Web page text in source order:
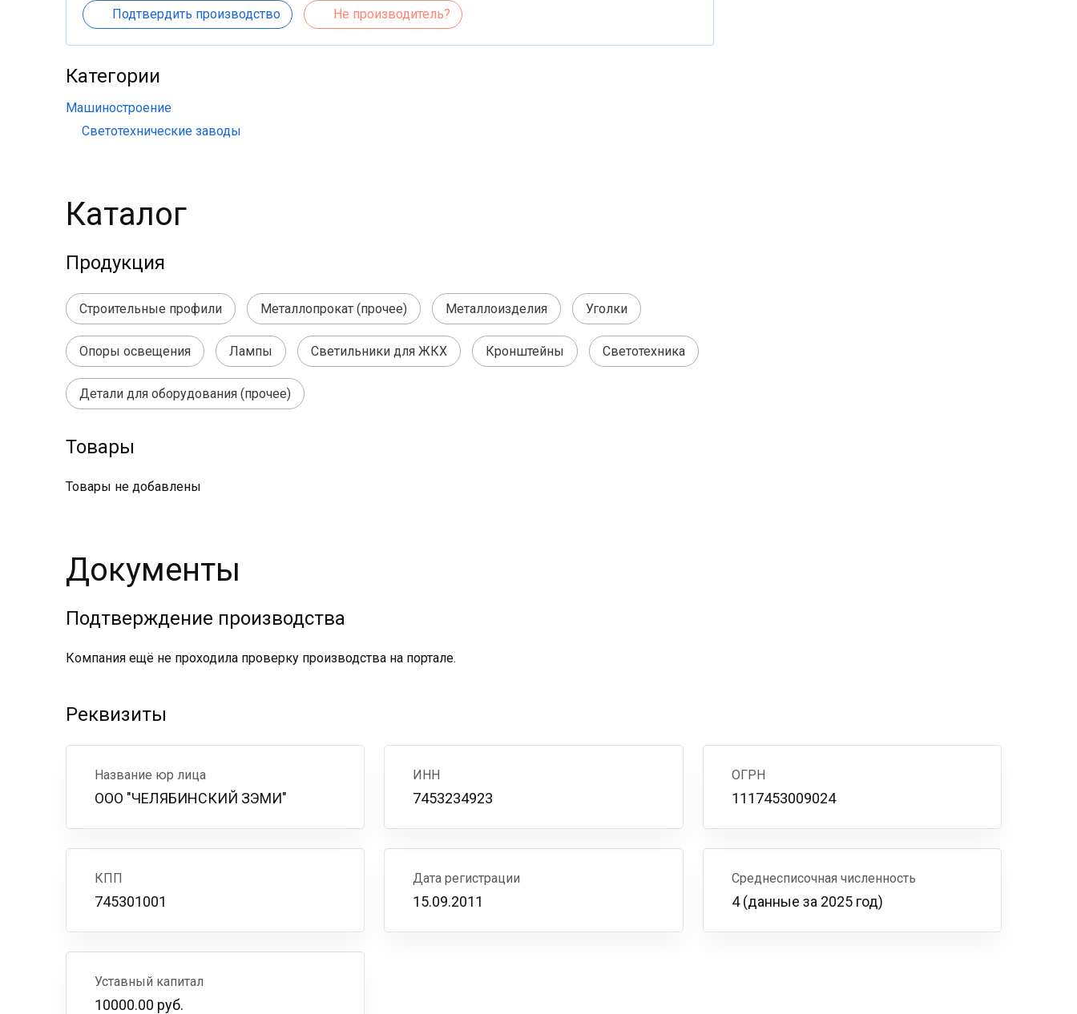
Подтвердить производство Не производитель?
Категории
Машиностроение
Светотехнические заводы
Каталог
Продукция
Строительные профили Металлопрокат (прочее) Металлоизделия Уголки
Опоры освещения Лампы Светильники для ЖКХ Кронштейны Светотехника
Детали для оборудования (прочее)
Товары
Товары не добавлены
Документы
Подтверждение производства
Компания ещё не проходила проверку производства на портале.
Реквизиты
Название юр лица
ООО "ЧЕЛЯБИНСКИЙ ЗЭМИ"
ИНН
7453234923
ОГРН
1117453009024
КПП
745301001
Дата регистрации
15.09.2011
Среднесписочная численность
4 (данные за 2025 год)
Уставный капитал
10000.00 руб.